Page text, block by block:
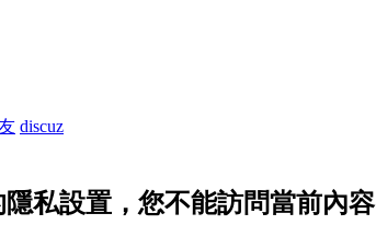
discuz
私設置，您不能訪問當前內容